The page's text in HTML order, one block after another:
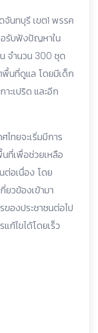
นทบุรี เขต1 พรรค
อรับฟังปัญหาใน
จำนวน 300 ชุด
พื้นที่ดูแล โดยมีเด็ก
ะเปริด และอีก
ไทยจะเริ่มมีการ
ที่เพื่อช่วยเหลือ
ต่อเนื่อง โดย
ยวข้องเข้ามา
องประชาชนต่อไป
ก้ไขได้โดยเร็ว